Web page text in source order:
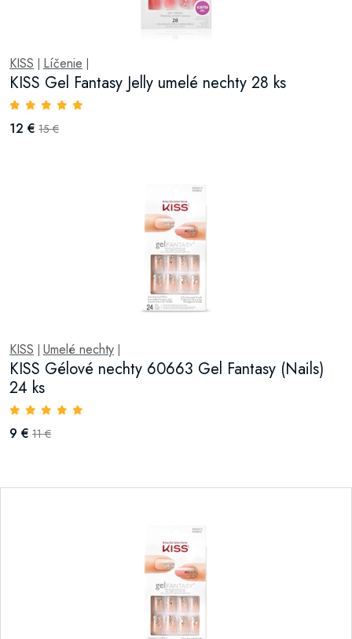
KISS Líčenie
KISS Gel Fantasy Jelly umelé nechty 28 ks
12 € 15 €
KISS Umelé nechty
KISS Gélové nechty 60663 Gel Fantasy (Nails)
24 ks
9 € 11 €